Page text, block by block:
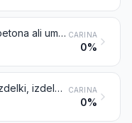
Izdelki iz cementa, betona ali umetnega kamna, armirani ali nearmirani CARINA
0%
Azbestnocementni izdelki, izdelki iz cementa s celuloznimi vlakni ali podobno CARINA
0%